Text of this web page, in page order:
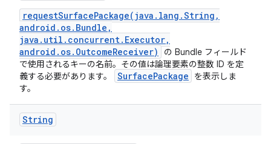
requestSurfacePackage(java.lang.String,
android.os.Bundle,
java.util.concurrent.Executor,
android.os.OutcomeReceiver)
の Bundle フィールド
で使用されるキーの名前。その値は論理要素の整数 ID を定
義する必要があります。
SurfacePackage
を表示しま
す。
String